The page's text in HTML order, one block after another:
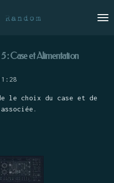
: Case et Alimentation
le choix du case et de